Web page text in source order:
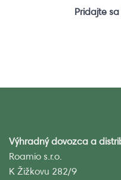
Pridajte
Výhradný dovozca a
Roamio s.r.o.
K Žižkovu 282/9